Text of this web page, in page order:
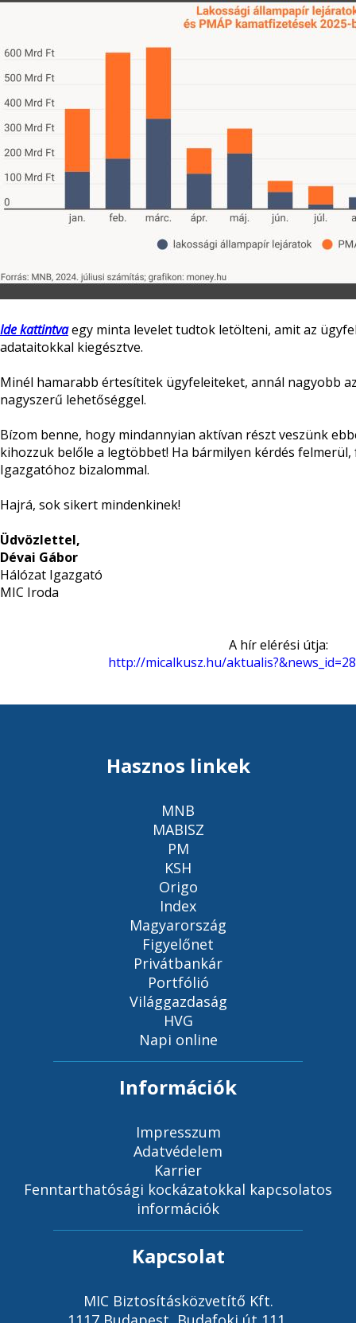
Ide kattintvaegy minta levelet tudtok letölteni, amit az
adataitokkal kiegésztve.
Minél hamarabb értesítitek ügyfeleiteket, annál nagyobb
nagyszerű lehetőséggel.
Bízom benne, hogy mindannyian aktívan részt veszünk
kihozzuk belőle a legtöbbet! Ha bármilyen kérdés
Igazgatóhoz bizalommal.
Hajrá, sok sikert mindenkinek!
Üdvözlettel,
Dévai Gábor
Hálózat Igazgató
MIC Iroda
A hír elérési útja:
http://micalkusz.hu/
Hasznos linkek
MNB
MABISZ
PM
KSH
Origo
Index
Magyarország
Figyelőnet
Privátbankár
Portfólió
Világgazdaság
HVG
Napi online
Információk
Impresszum
Adatvédelem
Karrier
Fenntarthatósági kockázatokkal kapcsolatos
információk
Kapcsolat
MIC Biztosításközvetítő Kft.